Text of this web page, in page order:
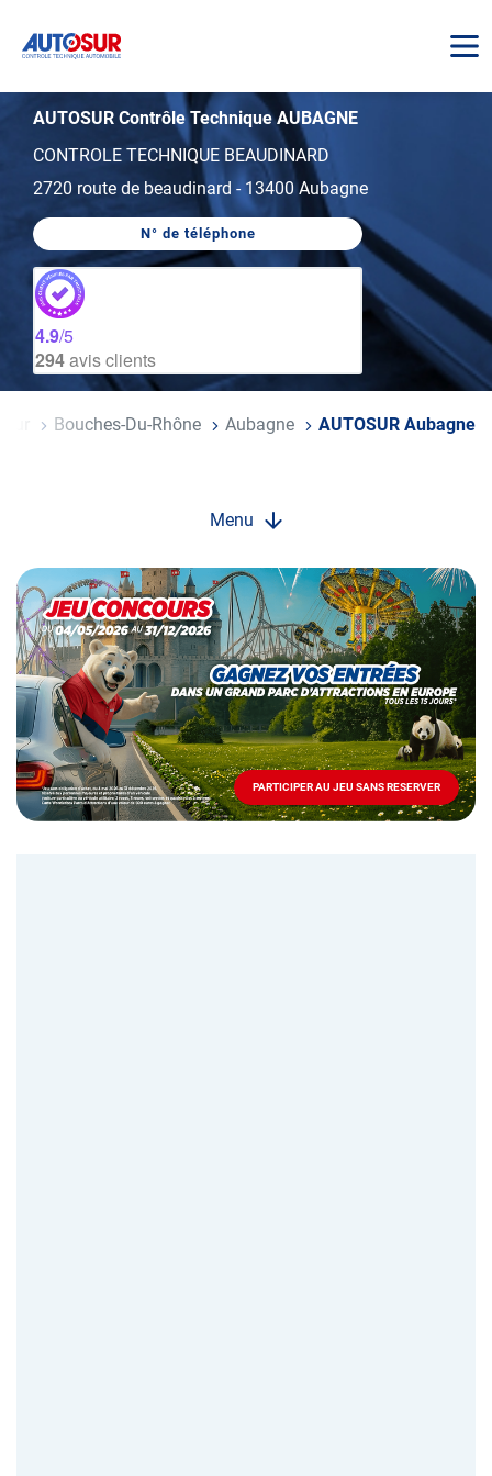
AUTOSUR Contrôle Technique AUBAGNE
CONTROLE TECHNIQUE BEAUDINARD
2720 route de beaudinard - 13400 Aubagne
N° de téléphone
AFFICHER
LE
AUBAGNE
4.9/5
294avis clients
Bouches-Du-Rhône Aubagne AUTOSUR Aubagne
Menu
Opération
spéciale
Mai
-
Décembre
2026
Locations
PARTICIPER AU JEU SANS RESERVER
PARTICIPER
AU
JEU